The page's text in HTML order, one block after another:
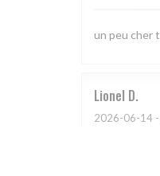
un peu cher
Lionel D
2026-06-14